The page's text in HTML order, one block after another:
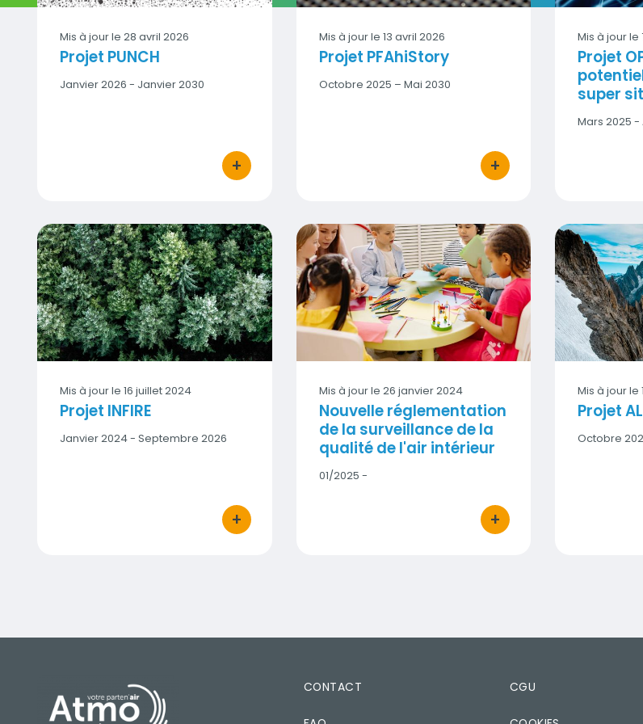
Mis à jour le28 avril 2026
Projet PUNCH
Date
Janvier 2026 - Janvier 2030
+
bouton d'actions
Mis à jour le 13 avril 2026
Projet PFAhiStory
Date
Octobre 2025 – Mai 2030
+
bouton d'actions
Mis à jour le
Projet
super
Date
Mars 2025 -
Projet INFIRE
Vignette
Mis à jour le16 juillet 2024
Projet INFIRE
Date
Janvier 2024 - Septembre 2026
+
bouton d'actions
Nouvelle réglementation de la surveillance de la
Vignette
Mis à jour le 26 janvier 2024
Nouvelle réglementation
de la surveillance de la
qualité de l'air intérieur
Date
01/2025 -
+
bouton d'actions
Projet
Mis à jour le
Projet
Date
Octobre
PIED DE PAGE CONTACT CGU